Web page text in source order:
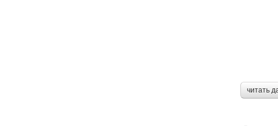
читать